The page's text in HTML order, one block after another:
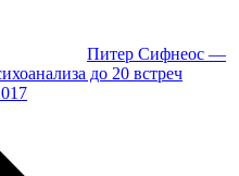
Питер Сифнеос —
до 20 встреч